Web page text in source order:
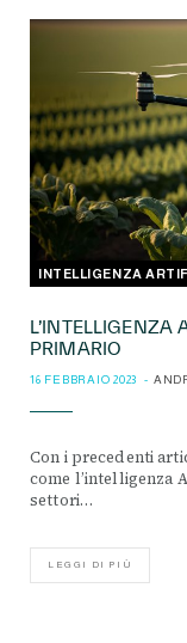
INTELLIGENZA
L’INTELLIGENZA
PRIMARIO
16 FEBBRAIO 2023
Con i precedenti
come l’intelligenza
settori…
LEGGI DI PIÙ